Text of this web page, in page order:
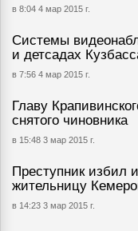
в 8:04 4 мар 2015 г.
Системы
и детсадах
в 7:56 4 мар 2015 г.
Главу
снятого чиновника
в 15:48 3 мар 2015 г.
Преступник избил
жительницу
в 14:23 3 мар 2015 г.